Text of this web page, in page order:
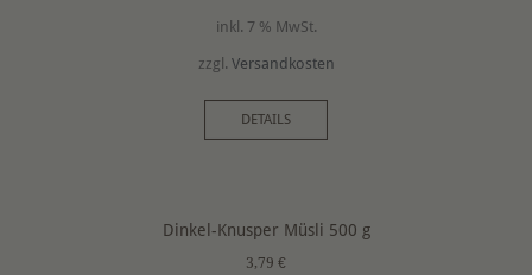
inkl. 7 % MwSt.
zzgl. Versandkosten
DETAILS
Dinkel-Knusper Müsli 500 g
3,79 €